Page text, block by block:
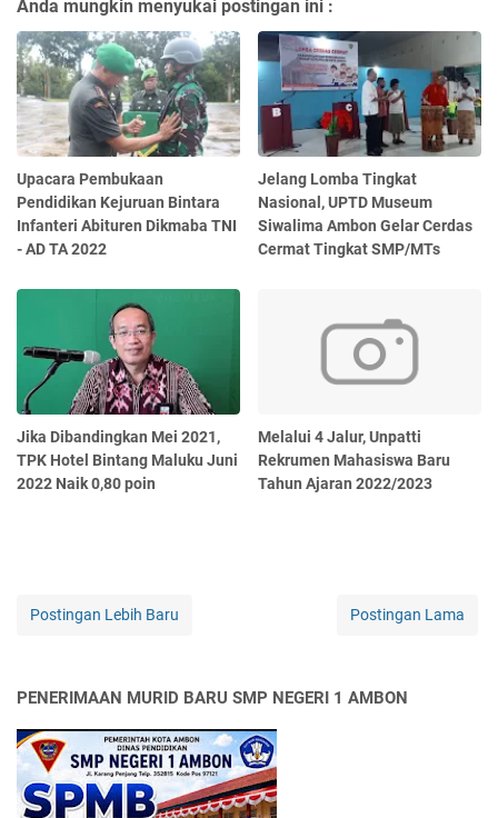
Anda mungkin menyukai postingan ini :
Upacara Pembukaan
Pendidikan Kejuruan Bintara
Infanteri Abituren Dikmaba TNI
- AD TA 2022
Jelang Lomba Tingkat
Nasional, UPTD Museum
Siwalima Ambon Gelar Cerdas
Cermat Tingkat SMP/MTs
Jika Dibandingkan Mei 2021,
TPK Hotel Bintang Maluku Juni
2022 Naik 0,80 poin
Melalui 4 Jalur, Unpatti
Rekrumen Mahasiswa Baru
Tahun Ajaran 2022/2023
Postingan Lebih Baru Postingan Lama
PENERIMAAN MURID BARU SMP NEGERI 1 AMBON